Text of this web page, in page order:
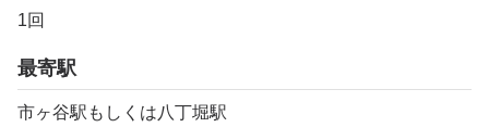
1回
最寄駅
市ヶ谷駅もしくは八丁堀駅